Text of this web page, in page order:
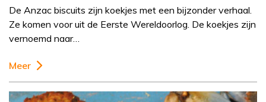
De Anzac biscuits zijn koekjes met een bijzonder verhaal.
Ze komen voor uit de Eerste Wereldoorlog. De koekjes zijn
vernoemd naar…
Meer